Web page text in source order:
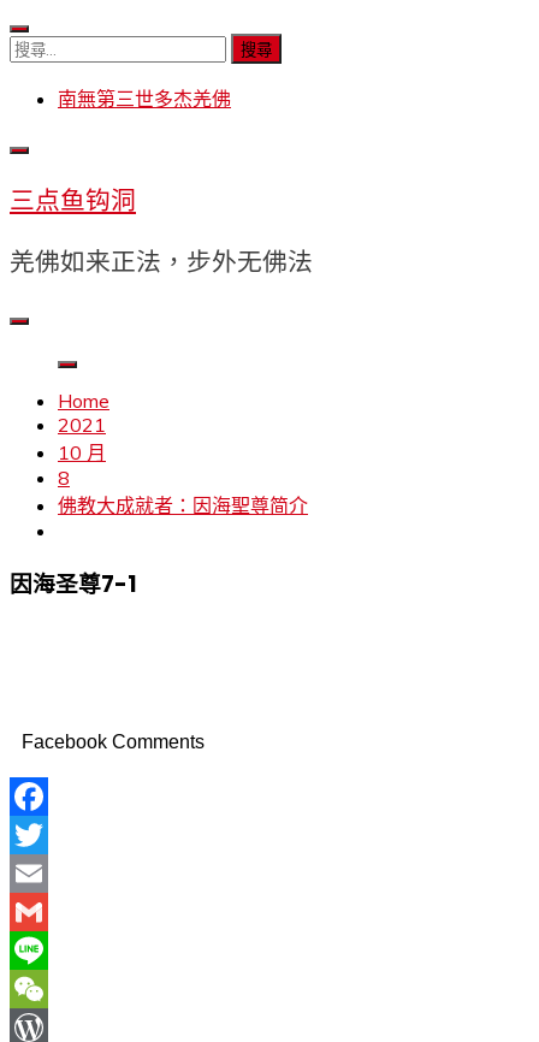
Skip
to
content
搜
南無第三世多杰羌佛
三点鱼钩洞
羌佛如来正法，步外无佛法
Home
2021
10 月
8
佛教大成就者：因海聖尊简介
因海圣尊7-1
Facebook Comments
Facebook
Twitter
Email
Gmail
Line
WeChat